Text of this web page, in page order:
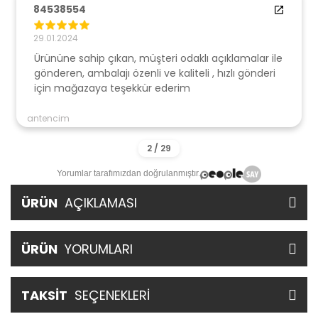
84538554
29.01.2024
Ürününe sahip çıkan, müşteri odaklı açıklamalar ile
gönderen, ambalajı özenli ve kaliteli , hızlı gönderi
için mağazaya teşekkür ederim
antencim
Yorumlar tarafımızdan doğrulanmıştır.
ÜRÜN AÇIKLAMASI
ÜRÜN YORUMLARI
TAKSİT SEÇENEKLERİ